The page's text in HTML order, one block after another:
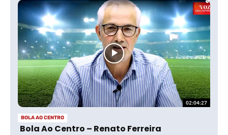
02:04:27
BOLA AO CENTRO
Bola Ao Centro – Renato Ferreira